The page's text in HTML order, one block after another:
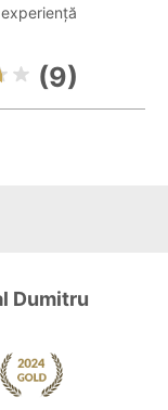
(9)
Dumitru